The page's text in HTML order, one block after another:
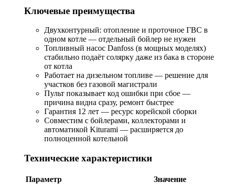
Ключевые преимущества
Двухконтурный: отопление и проточное ГВС в
одном котле — отдельный бойлер не нужен
Топливный насос Danfoss (в мощных моделях)
стабильно подаёт солярку даже из бака в стороне
от котла
Работает на дизельном топливе — решение для
участков без газовой магистрали
Пульт показывает код ошибки при сбое —
причина видна сразу, ремонт быстрее
Гарантия 12 лет — ресурс корейской сборки
Совместим с бойлерами, коллекторами и
автоматикой Kiturami — расширяется до
полноценной котельной
Технические характеристики
Параметр
Значение